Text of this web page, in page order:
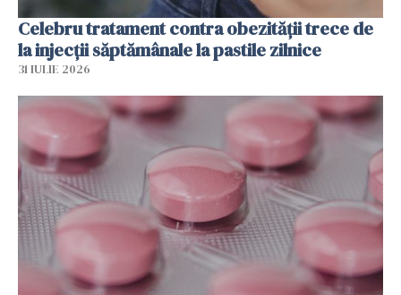
Celebru tratament contra obezității trece de
la injecții săptămânale la pastile zilnice
31 IULIE 2026